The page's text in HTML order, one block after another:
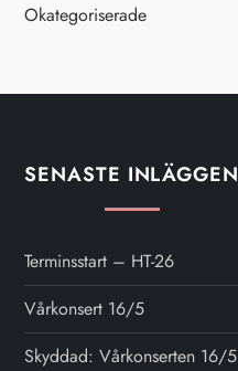
Okategoriserade
SENASTE INLÄGGEN
Terminsstart – HT-26
Vårkonsert 16/5
Skyddad: Vårkonserten 16/5